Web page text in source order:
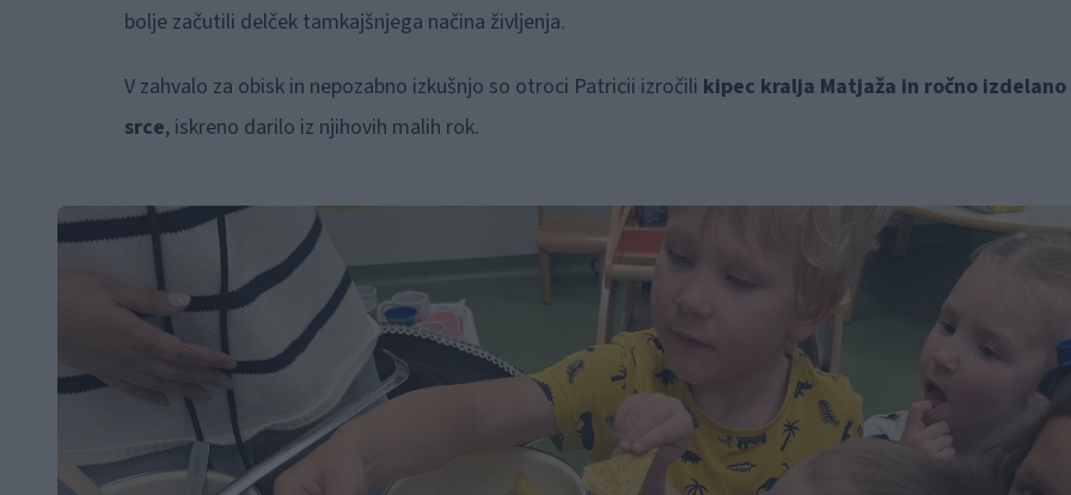
bolje začutili delček tamkajšnjega načina življenja.
V zahvalo za obisk in nepozabno izkušnjo so otroci Patricii izročili kipec kralja Matjaža in ročno izdelano
srce, iskreno darilo iz njihovih malih rok.